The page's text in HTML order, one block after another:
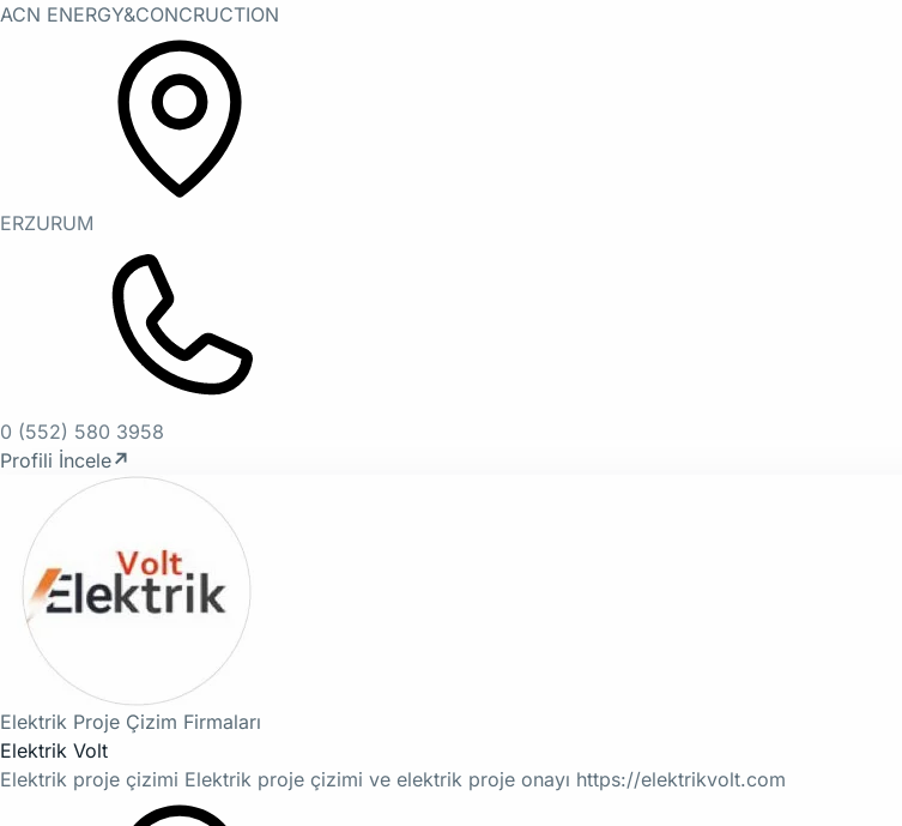
ACN ENERGY&CONCRUCTION
ERZURUM
0 (552) 580 3958
Profili İncele↗
Elektrik Proje Çizim Firmaları
Elektrik Volt
Elektrik proje çizimi Elektrik proje çizimi ve elektrik proje onayı https://elektrikvolt.com